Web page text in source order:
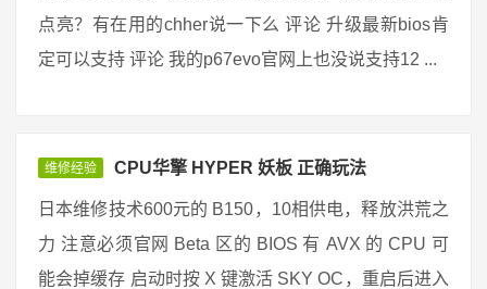
点亮？有在用的chher说一下么 评论 升级最新bios肯
定可以支持 评论 我的p67evo官网上也没说支持12 ...
维修经验 CPU华擎 HYPER 妖板 正确玩法
日本维修技术600元的 B150，10相供电，释放洪荒之
力 注意必须官网 Beta 区的 BIOS 有 AVX 的 CPU 可
能会掉缓存 启动时按 X 键激活 SKY OC，重启后进入